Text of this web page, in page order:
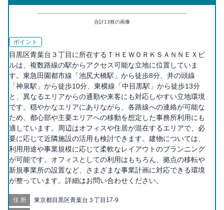
合計13枚の画像
ポイント
目黒区青葉台３丁目に所在するＴＨＥＷＯＲＫＳＡＮＮＥＸビ
ルは、複数路線の駅からアクセス可能な立地に位置していま
す。東急田園都市線「池尻大橋駅」から徒歩8分、井の頭線
「神泉駅」から徒歩10分、東横線「中目黒駅」から徒歩13分
と、異なるエリアからの通勤や来客にも対応しやすい立地環境
です。穏やかなエリアにありながら、各路線への連絡が可能な
ため、都心部や主要エリアへの移動を想定した事務所利用にも
適しています。周辺はオフィスや住居が混在するエリアで、必
要に応じて近隣施設の活用も検討できます。建物については、
利用用途や事業規模に応じて柔軟なレイアウトのプランニング
が可能です。オフィスとしての利用はもちろん、拠点の移転や
新規事業所の設置など、さまざまな事業計画に対応できる環境
が整っています。詳細はお問い合わせください。
住所 東京都目黒区青葉台３丁目17-9